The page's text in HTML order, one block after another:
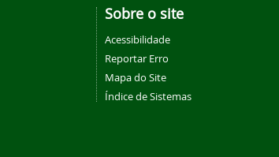
Sobre o site
Acessibilidade
Reportar Erro
Mapa do Site
Índice de Sistemas